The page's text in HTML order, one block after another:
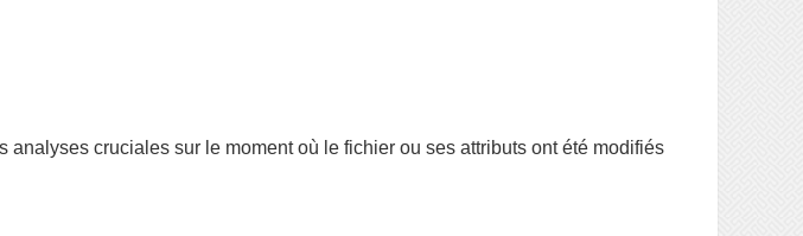
cruciales sur le moment où le fichier ou ses attributs ont été modifiés